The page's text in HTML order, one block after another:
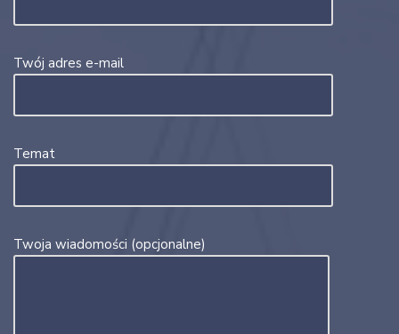
Twój adres e-mail
Temat
Twoja wiadomości (opcjonalne)